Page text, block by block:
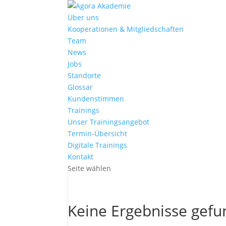
Über uns
Kooperationen & Mitgliedschaften
Team
News
Jobs
Standorte
Glossar
Kundenstimmen
Trainings
Unser Trainingsangebot
Termin-Übersicht
Digitale Trainings
Kontakt
Seite wählen
Keine Ergebnisse